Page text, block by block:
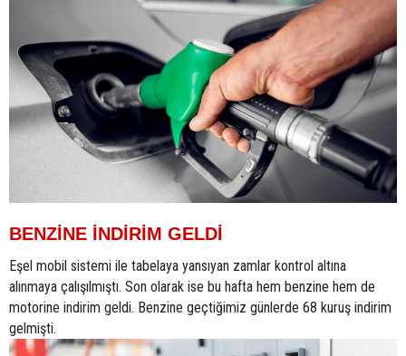
BENZİNE İNDİRİM GELDİ
Eşel mobil sistemi ile tabelaya yansıyan zamlar kontrol altına
alınmaya çalışılmıştı. Son olarak ise bu hafta hem benzine hem de
motorine indirim geldi. Benzine geçtiğimiz günlerde 68 kuruş indirim
gelmişti.